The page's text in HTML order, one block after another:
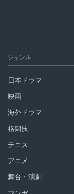
ジャンル
日本ドラマ
映画
海外ドラマ
格闘技
テニス
アニメ
舞台・演劇